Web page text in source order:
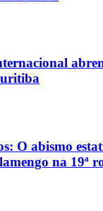
O abismo
na 19ª